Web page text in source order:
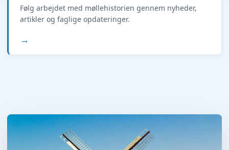
Følg arbejdet med møllehistorien gennem nyheder,
artikler og faglige opdateringer.
→